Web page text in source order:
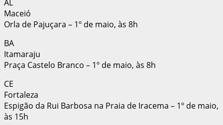
AL
Maceió
Orla de Pajuçara – 1º de maio, às 8h
BA
Itamaraju
Praça Castelo Branco – 1º de maio, às 8h
CE
Fortaleza
Espigão da Rui Barbosa na Praia de Iracema – 1º de maio,
às 15h